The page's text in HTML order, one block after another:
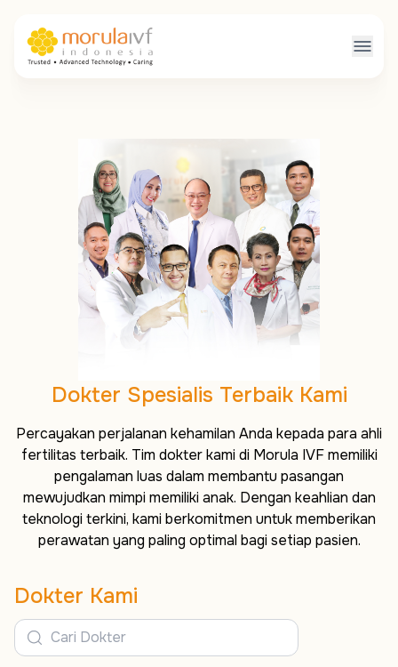
Dokter Spesialis Terbaik Kami
Percayakan perjalanan kehamilan Anda kepada para ahli
fertilitas terbaik. Tim dokter kami di Morula IVF memiliki
pengalaman luas dalam membantu pasangan
mewujudkan mimpi memiliki anak. Dengan keahlian dan
teknologi terkini, kami berkomitmen untuk memberikan
perawatan yang paling optimal bagi setiap pasien.
Dokter Kami